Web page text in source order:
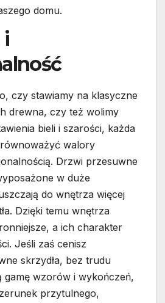
domu.
i
czy stawiamy na klasyczne
drewna, czy też wolimy
bieli i szarości, każda
walory
Drzwi przesuwne
w duże
do wnętrza więcej
Dzięki temu wnętrza
a ich charakter
Jeśli zaś cenisz
skrzydła, bez trudu
gamę wzorów i wykończeń,
przytulnego,